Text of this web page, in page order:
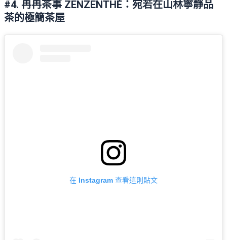
#4. 冉冉茶事 ZENZENTHÉ：宛若在山林寧靜品
茶的極簡茶屋
在 Instagram 查看這則貼文